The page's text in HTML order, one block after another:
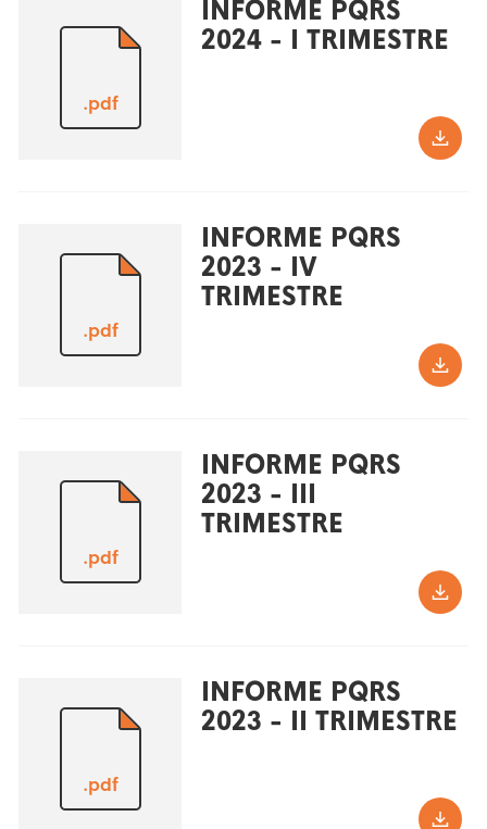
.pdf
INFORME PQRS
2024 - I TRIMESTRE
.pdf
INFORME PQRS
2023 - IV
TRIMESTRE
.pdf
INFORME PQRS
2023 - III
TRIMESTRE
.pdf
INFORME PQRS
2023 - II TRIMESTRE